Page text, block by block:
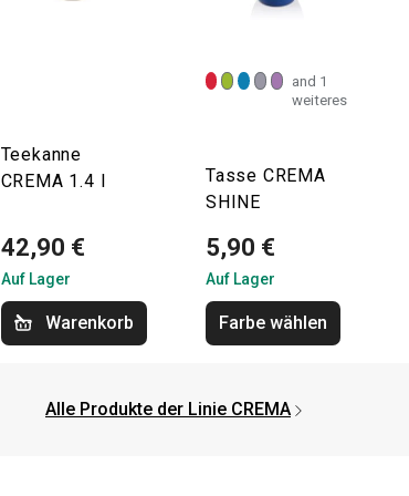
Teekanne
CREMA 1.4 l
42,90 €
Auf Lager
Warenkorb
and 1
weiteres
Tasse CREMA
SHINE
5,90 €
Auf Lager
Farbe wählen
Alle Produkte der Linie CREMA